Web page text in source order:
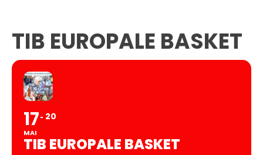
TIB EUROPALE BASKET
17
MAI
20
TIB EUROPALE BASKET